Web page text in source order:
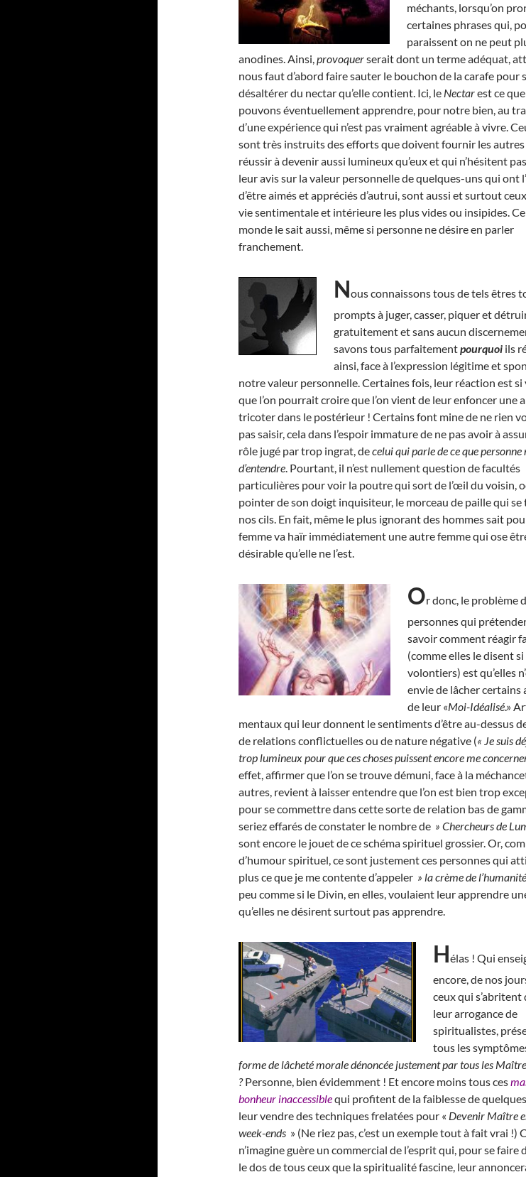
méchants, lorsqu’on
certaines phrases qui,
paraissent on ne peut
anodines. Ainsi,provoquerserait dont un terme adéquat,
nous faut d’abord faire sauter le bouchon de la carafe pour
désaltérer du nectar qu’elle contient. Ici, le Nectarest ce
pouvons éventuellement apprendre, pour notre bien, au
d’une expérience qui n’est pas vraiment agréable à vivre.
sont très instruits des efforts que doivent fournir les
réussir à devenir aussi lumineux qu’eux et qui n’hésitent
leur avis sur la valeur personnelle de quelques-uns qui ont
d’être aimés et appréciés d’autrui, sont aussi et surtout
vie sentimentale et intérieure les plus vides ou insipides.
monde le sait aussi, même si personne ne désire en parler
franchement.
Nous connaissons tous de tels êtres
prompts à juger, casser, piquer et
gratuitement et sans aucun
savons tous parfaitementpourquoi ils
ainsi, face à l’expression légitime et
notre valeur personnelle. Certaines fois, leur réaction est
que l’on pourrait croire que l’on vient de leur enfoncer une
tricoter dans le postérieur ! Certains font mine de ne rien
pas saisir, cela dans l’espoir immature de ne pas avoir à
rôle jugé par trop ingrat, decelui qui parle de ce que personne
d’entendre. Pourtant, il n’est nullement question de facultés
particulières pour voir la poutre qui sort de l’œil du voisin,
pointer de son doigt inquisiteur, le morceau de paille qui
nos cils. En fait, même le plus ignorant des hommes sait
femme va haïr immédiatement une autre femme qui ose
désirable qu’elle ne l’est.
Or donc, le problème
personnes qui
savoir comment réagir
(comme elles le disent si
volontiers) est qu’elles
envie de lâcher certains
de leur «Moi-Idéalisé.»
mentaux qui leur donnent le sentiments d’être au-dessus
de relations conflictuelles ou de nature négative (« Je suis
trop lumineux pour que ces choses puissent encore me
effet, affirmer que l’on se trouve démuni, face à la
autres, revient à laisser entendre que l’on est bien trop
pour se commettre dans cette sorte de relation bas de
seriez effarés de constater le nombre de » Chercheurs de
sont encore le jouet de ce schéma spirituel grossier. Or,
d’humour spirituel, ce sont justement ces personnes qui
plus ce que je me contente d’appeler » la crème de
peu comme si le Divin, en elles, voulaient leur apprendre
qu’elles ne désirent surtout pas apprendre.
Hélas ! Qui
encore, de nos
ceux qui s’abritent
leur arrogance de
spiritualistes,
tous les
forme de lâcheté morale dénoncée justement par tous les
?Personne, bien évidemment ! Et encore moins tous ces
bonheur inaccessiblequi profitent de la faiblesse de
leur vendre des techniques frelatées pour « Devenir Maître
week-ends » (Ne riez pas, c’est un exemple tout à fait vrai !)
n’imagine guère un commercial de l’esprit qui, pour se faire
le dos de tous ceux que la spiritualité fascine, leur